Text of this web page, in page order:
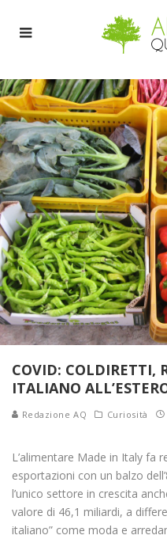
COVID: COLDIRETTI,
ITALIANO
Redazione AQ Curiosità
L’alimentare Made in Italy fa
esportazioni con un balzo
l’unico settore in crescita
valore di 46,1 miliardi, a
italiano” come moda e